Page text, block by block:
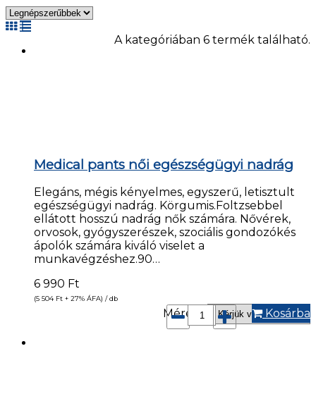
A kategóriában 6 termék található.
Medical pants női egészségügyi nadrág
Elegáns, mégis kényelmes, egyszerű, letisztult
egészségügyi nadrág. Körgumis.Foltzsebbel
ellátott hosszú nadrág nők számára. Nővérek,
orvosok, gyógyszerészek, szociális gondozókés
ápolók számára kiváló viselet a
munkavégzéshez.90…
6 990 Ft
(5 504 Ft + 27% ÁFA) / db
Méret*: Kosárba